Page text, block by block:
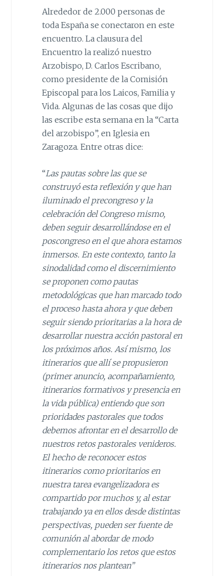
Alrededor de 2.000 personas de
toda España se conectaron en este
encuentro. La clausura del
Encuentro la realizó nuestro
Arzobispo, D. Carlos Escribano,
como presidente de la Comisión
Episcopal para los Laicos, Familia y
Vida. Algunas de las cosas que dijo
las escribe esta semana en la “Carta
del arzobispo”, en Iglesia en
Zaragoza. Entre otras dice:
“Las pautas sobre las que se
construyó esta reflexión y que han
iluminado el precongreso y la
celebración del Congreso mismo,
deben seguir desarrollándose en el
poscongreso en el que ahora estamos
inmersos. En este contexto, tanto la
sinodalidad como el discernimiento
se proponen como pautas
metodológicas que han marcado todo
el proceso hasta ahora y que deben
seguir siendo prioritarias a la hora de
desarrollar nuestra acción pastoral en
los próximos años. Así mismo, los
itinerarios que allí se propusieron
(primer anuncio, acompañamiento,
itinerarios formativos y presencia en
la vida pública) entiendo que son
prioridades pastorales que todos
debemos afrontar en el desarrollo de
nuestros retos pastorales venideros.
El hecho de reconocerestos
itinerarios como prioritarios en
nuestra tarea evangelizadora es
compartido por muchos y, al estar
trabajando ya en ellos desdedistintas
perspectivas, pueden ser fuente de
comunión al abordar de modo
complementario los retos que estos
itinerarios nos plantean”